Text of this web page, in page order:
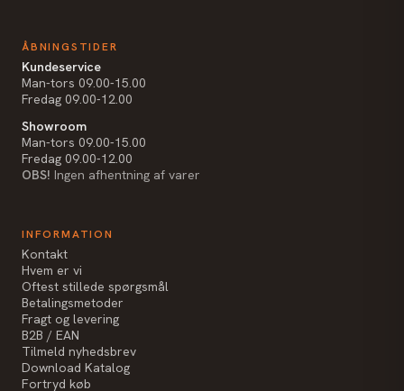
ÅBNINGSTIDER
Kundeservice
Man-tors 09.00-15.00
Fredag 09.00-12.00
Showroom
Man-tors 09.00-15.00
Fredag 09.00-12.00
OBS! Ingen afhentning af varer
INFORMATION
Kontakt
Hvem er vi
Oftest stillede spørgsmål
Betalingsmetoder
Fragt og levering
B2B / EAN
Tilmeld nyhedsbrev
Download Katalog
Fortryd køb